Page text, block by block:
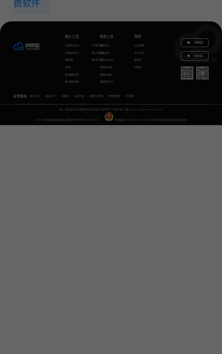
费软件
图片工具
在线图片去水印
在线图片加水印
智能抠图
证件照
图片模糊变清晰
图片模糊变清晰
GIF图片生成
图片无损放大
图片转文字
视频工具
视频去水印
视频加水印
视频怎么去水印
视频提取下载
视频格式转换
视频语音转文字
帮助
水印云教程
关于水印云
联系我们
代理推广
下载电脑版
下载移动端
友情链接 图片去水印 视频去水印 一键抠图 去水印下载 视频转文字提取 免费配音软件 声音克隆
地址：湖北省武汉市东湖新技术开发区关南园一路当代梦工厂4号楼10楼，邮箱：yinglin.wu@udreamtech.com
©2020武汉联合创想科技有限公司版权所有 鄂ICP备17031026号-8 鄂公网安备42018502007353 水印云专注 图片去水印 视频去水印 国内杰出者